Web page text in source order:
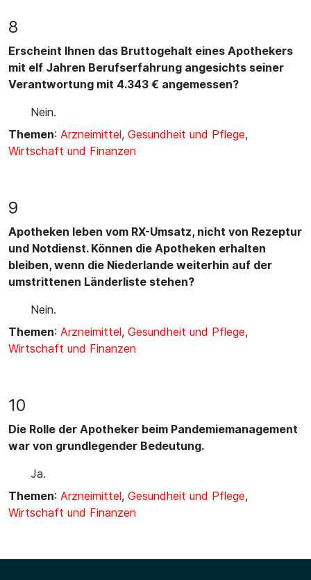
8
Erscheint Ihnen das Bruttogehalt eines Apothekers
mit elf Jahren Berufserfahrung angesichts seiner
Verantwortung mit 4.343 € angemessen?
Nein.
Themen: Arzneimittel, Gesundheit und Pflege,
Wirtschaft und Finanzen
9
Apotheken leben vom RX-Umsatz, nicht von Rezeptur
und Notdienst. Können die Apotheken erhalten
bleiben, wenn die Niederlande weiterhin auf der
umstrittenen Länderliste stehen?
Nein.
Themen: Arzneimittel, Gesundheit und Pflege,
Wirtschaft und Finanzen
10
Die Rolle der Apotheker beim Pandemiemanagement
war von grundlegender Bedeutung.
Ja.
Themen: Arzneimittel, Gesundheit und Pflege,
Wirtschaft und Finanzen